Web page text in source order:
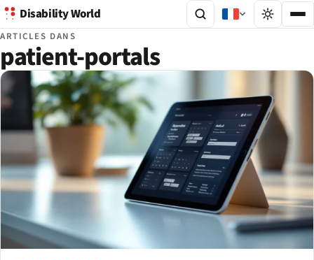
Disability World
ARTICLES DANS
patient-portals